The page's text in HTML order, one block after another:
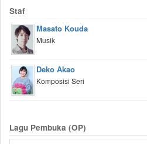
Staf
Masato Kouda
Musik
Deko Akao
Komposisi Seri
Lagu Pembuka (OP)